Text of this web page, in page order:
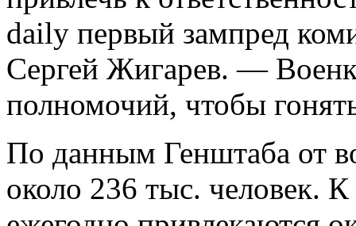
daily первый зампред
Сергей Жигарев. —
полномочий, чтобы
По данным Генштаба от
около 236 тыс. человек. К